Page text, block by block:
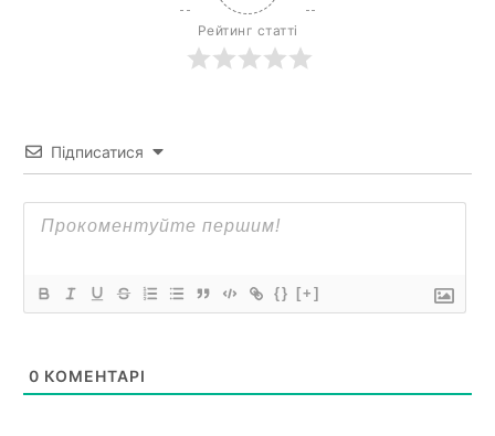
Рейтинг статті
Підписатися
{} [+]
0 КОМЕНТАРІ